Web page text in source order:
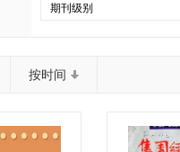
期刊级别
按时间